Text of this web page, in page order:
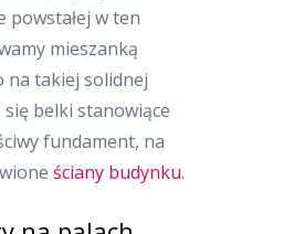
powstałej w ten
mieszanką
na takiej solidnej
belki stanowiące
fundament, na
ściany budynku.